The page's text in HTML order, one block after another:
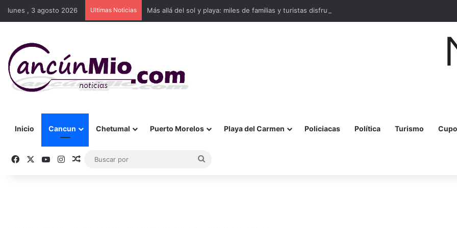
lunes , 3 agosto 2026 Ultimas Noticias Más allá del sol y playa: miles de familias y turistas disfrutan la Festa della Pizza en Malecón
Inicio Cancun Chetumal Puerto Morelos Playa del Carmen Policiacas Política Turismo
FacebookYouTubeInstagram
Publicación al azar